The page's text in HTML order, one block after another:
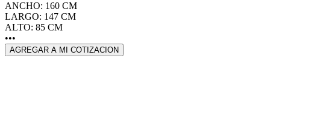
ANCHO: 160 CM
LARGO: 147 CM
ALTO: 85 CM
•••
AGREGAR A MI COTIZACION